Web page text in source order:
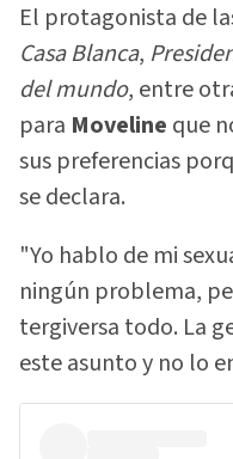
El protagonista de
Casa Blanca,
del mundo, entre
para Moveline que
sus preferencias
se declara.
"Yo hablo de mi
ningún problema,
tergiversa todo. La
este asunto y no lo